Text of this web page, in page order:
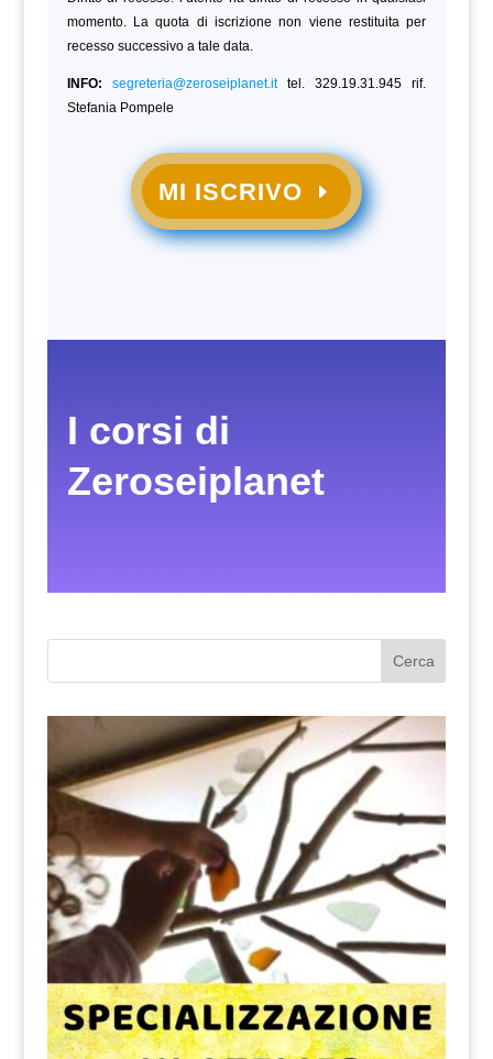
momento. La quota di iscrizione non viene restituita per
recesso successivo a tale data.
INFO: segreteria@zeroseiplanet.ittel. 329.19.31.945 rif.
Stefania Pompele
MI ISCRIVO
I corsi di
Zeroseiplanet
Cerca